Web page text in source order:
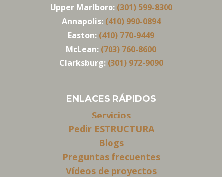
Upper Marlboro: (301) 599-8300
Annapolis: (410) 990-0894
Easton: (410) 770-9449
McLean: (703) 760-8600
Clarksburg: (301) 972-9090
ENLACES RÁPIDOS
Servicios
Pedir ESTRUCTURA
Blogs
Preguntas frecuentes
Vídeos de proyectos